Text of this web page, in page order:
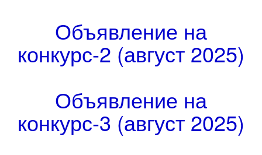
Объявление на
конкурс-2 (август 2025)
Объявление на
конкурс-3 (август 2025)